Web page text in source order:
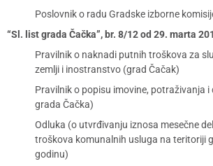
Poslovnik o radu Gradske izborne
“Sl. list grada Čačka”, br. 8/12 od 29. marta
Pravilnik o naknadi putnih troškova za
zemlji i inostranstvo (grad Čačak)
Pravilnik o popisu imovine, potraživanja
grada Čačka)
Odluka (o utvrđivanju iznosa mesečne
troškova komunalnih usluga na teritoriji
godinu)